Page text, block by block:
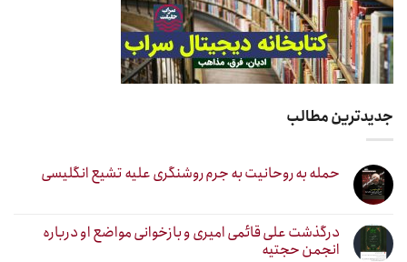
جدیدترین مطالب
حمله به روحانیت به جرم روشنگری علیه تشیع انگلیسی
درگذشت علی قائمی امیری و بازخوانی مواضع او درباره
انجمن حجتیه